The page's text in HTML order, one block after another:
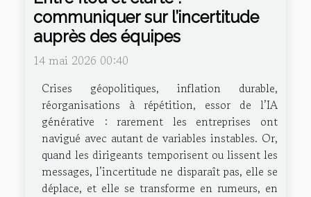
communiquer sur l’incertitude
auprès des équipes
14 mai 2026 00:40
Crises géopolitiques, inflation durable,
réorganisations à répétition, essor de l’IA
générative : rarement les entreprises ont
navigué avec autant de variables instables. Or,
quand les dirigeants temporisent ou lissent les
messages, l’incertitude ne disparaît pas, elle se
déplace, et elle se transforme en rumeurs, en